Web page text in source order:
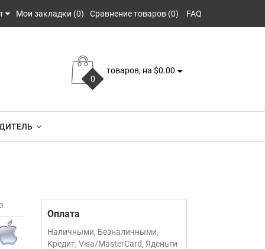
Мои закладки (0) Сравнение товаров (0) FAQ
0
товаров, на $0.00
Оплата
Наличными, Безналичными,
Кредит, Visa/MasterCard, Яденьги